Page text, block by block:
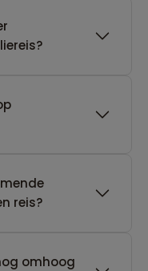
reis?
omhoog